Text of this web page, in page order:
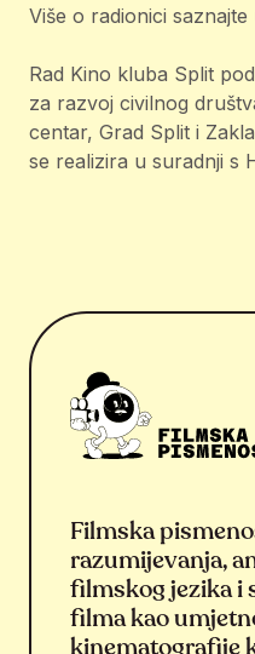
Više o radionici saznajte
Rad Kino kluba Split
za razvoj civilnog
centar, Grad Split i
se realizira u suradnji s
Filmska
razumijevanja,
filmskog jezika i
filma kao
kinematografije